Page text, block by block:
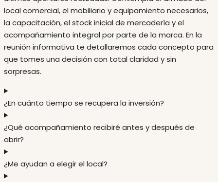
local comercial, el mobiliario y equipamiento necesarios,
la capacitación, el stock inicial de mercadería y el
acompañamiento integral por parte de la marca. En la
reunión informativa te detallaremos cada concepto para
que tomes una decisión con total claridad y sin
sorpresas.
¿En cuánto tiempo se recupera la inversión?
¿Qué acompañamiento recibiré antes y después de
abrir?
¿Me ayudan a elegir el local?